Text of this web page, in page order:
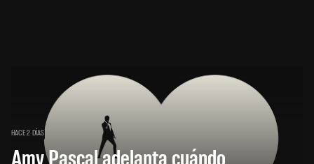
HACE 2 DÍAS
Amy Pascal adelanta cuándo